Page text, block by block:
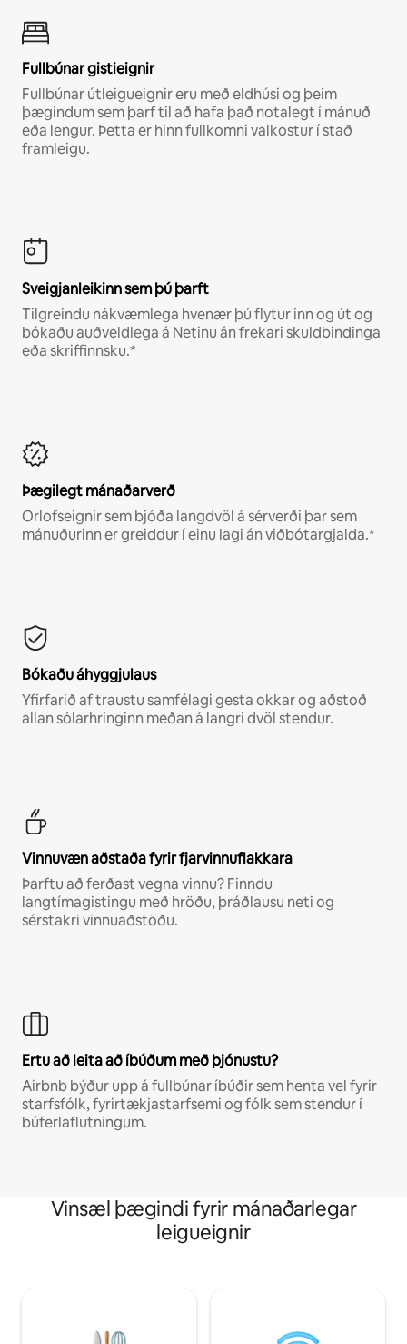
Fullbúnar gistieignir
Fullbúnar útleigueignir eru með eldhúsi og þeim
þægindum sem þarf til að hafa það notalegt í mánuð
eða lengur. Þetta er hinn fullkomni valkostur í stað
framleigu.
Sveigjanleikinn sem þú þarft
Tilgreindu nákvæmlega hvenær þú flytur inn og út og
bókaðu auðveldlega á Netinu án frekari skuldbindinga
eða skriffinnsku.*
Þægilegt mánaðarverð
Orlofseignir sem bjóða langdvöl á sérverði þar sem
mánuðurinn er greiddur í einu lagi án viðbótargjalda.*
Bókaðu áhyggjulaus
Yfirfarið af traustu samfélagi gesta okkar og aðstoð
allan sólarhringinn meðan á langri dvöl stendur.
Vinnuvæn aðstaða fyrir fjarvinnuflakkara
Þarftu að ferðast vegna vinnu? Finndu
langtímagistingu með hröðu, þráðlausu neti og
sérstakri vinnuaðstöðu.
Ertu að leita að íbúðum með þjónustu?
Airbnb býður upp á fullbúnar íbúðir sem henta vel fyrir
starfsfólk, fyrirtækjastarfsemi og fólk sem stendur í
búferlaflutningum.
Vinsæl þægindi fyrir mánaðarlegar
leigueignir